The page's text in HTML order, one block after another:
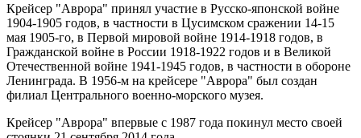
Крейсер "Аврора" принял участие в Русско-японской войне
1904-1905 годов, в частности в Цусимском сражении 14-15
мая 1905-го, в Первой мировой войне 1914-1918 годов, в
Гражданской войне в России 1918-1922 годов и в Великой
Отечественной войне 1941-1945 годов, в частности в обороне
Ленинграда. В 1956-м на крейсере "Аврора" был создан
филиал Центрального военно-морского музея.
Крейсер "Аврора" впервые с 1987 года покинул место своей